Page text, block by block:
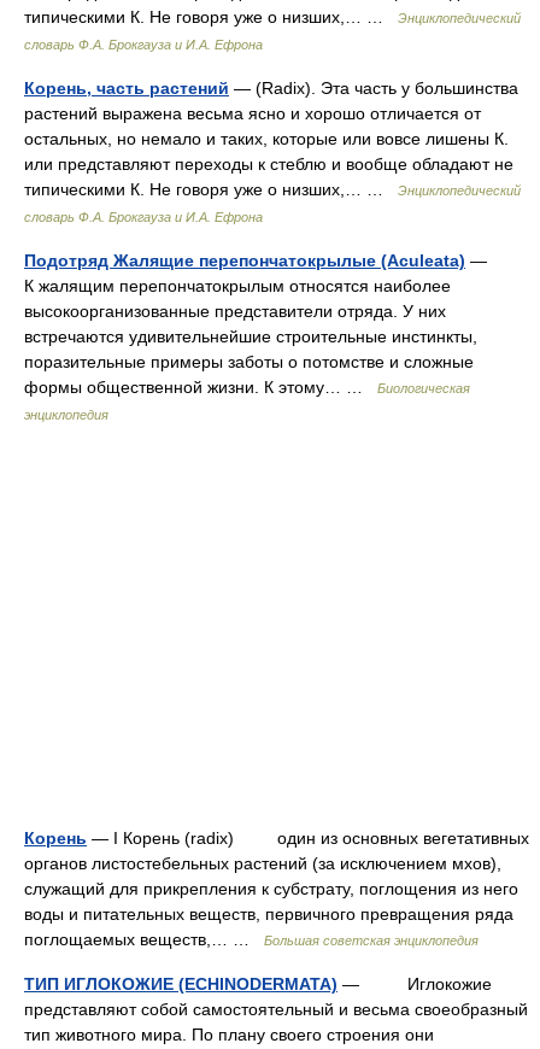
типическими К. Не говоря уже о низших,… …
Энциклопедический
словарь Ф.А. Брокгауза и И.А. Ефрона
Корень, часть растений — (Radix). Эта часть у большинства
растений выражена весьма ясно и хорошо отличается от
остальных, но немало и таких, которые или вовсе лишены К.
или представляют переходы к стеблю и вообще обладают не
типическими К. Не говоря уже о низших,… …
Энциклопедический
словарь Ф.А. Брокгауза и И.А. Ефрона
Подотряд Жалящие перепончатокрылые (Aculeata) —
К жалящим перепончатокрылым относятся наиболее
высокоорганизованные представители отряда. У них
встречаются удивительнейшие строительные инстинкты,
поразительные примеры заботы о потомстве и сложные
формы общественной жизни. К этому… …
Биологическая
энциклопедия
Корень — I Корень (radix) один из основных вегетативных
органов листостебельных растений (за исключением мхов),
служащий для прикрепления к субстрату, поглощения из него
воды и питательных веществ, первичного превращения ряда
поглощаемых веществ,… …
Большая советская энциклопедия
ТИП ИГЛОКОЖИЕ (ECHINODERMATA) — Иглокожие
представляют собой самостоятельный и весьма своеобразный
тип животного мира. По плану своего строения они